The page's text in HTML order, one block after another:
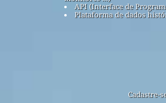
API (Interface de
Plataforma de dados
Cadastre-